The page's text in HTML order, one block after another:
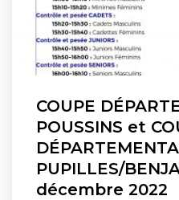
COUPE
POUSSINS et
PUPILLES/
décembre 2022